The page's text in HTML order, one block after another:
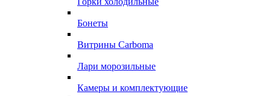
Бонеты
Витрины Carboma
Лари морозильные
Камеры и комплектующие